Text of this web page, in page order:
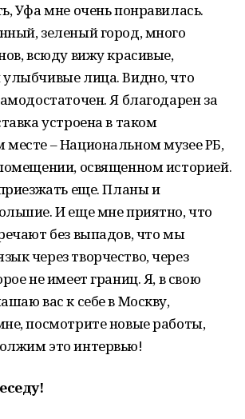
Уфа мне очень понравилась.
зеленый город, много
всюду вижу красивые,
лица. Видно, что
Я благодарен за
устроена в таком
месте – Национальном музее РБ,
освященном историей.
еще. Планы и
И еще мне приятно, что
без выпадов, что мы
через творчество, через
не имеет границ. Я, в свою
вас к себе в Москву,
посмотрите новые работы,
это интервью!